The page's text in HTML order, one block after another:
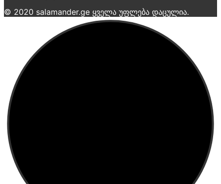
© 2020 salamander.ge ყველა უფლება დაცულია.